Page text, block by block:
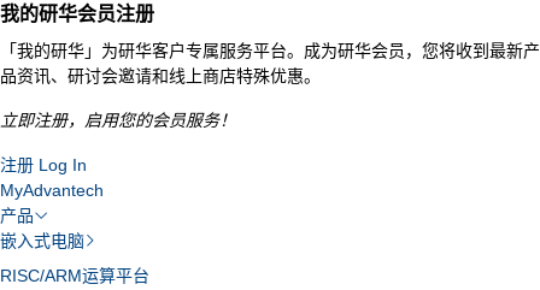
我的研华会员注册
「我的研华」为研华客户专属服务平台。成为研华会员，您将收到最新产
品资讯、研讨会邀请和线上商店特殊优惠。
立即注册，启用您的会员服务！
注册 Log In
MyAdvantech
产品
嵌入式电脑
RISC/ARM运算平台